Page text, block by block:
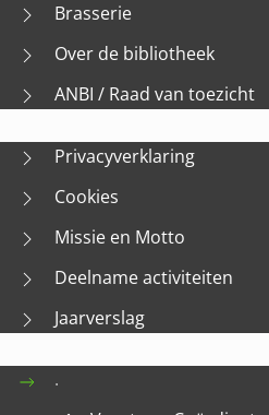
Brasserie
Over de bibliotheek
ANBI / Raad van toezicht
Privacyverklaring
Cookies
Missie en Motto
Deelname activiteiten
Jaarverslag
.